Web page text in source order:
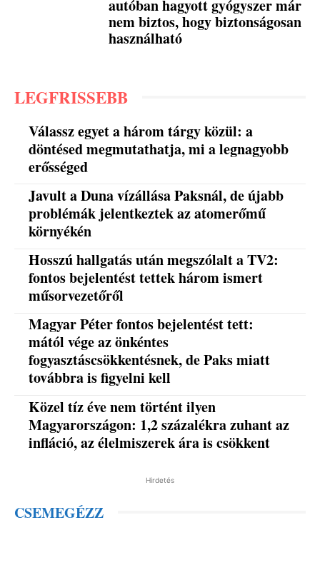
autóban hagyott gyógyszer már
nem biztos, hogy biztonságosan
használható
LEGFRISSEBB
Válassz egyet a három tárgy közül: a
döntésed megmutathatja, mi a legnagyobb
erősséged
Javult a Duna vízállása Paksnál, de újabb
problémák jelentkeztek az atomerőmű
környékén
Hosszú hallgatás után megszólalt a TV2:
fontos bejelentést tettek három ismert
műsorvezetőről
Magyar Péter fontos bejelentést tett:
mától vége az önkéntes
fogyasztáscsökkentésnek, de Paks miatt
továbbra is figyelni kell
Közel tíz éve nem történt ilyen
Magyarországon: 1,2 százalékra zuhant az
infláció, az élelmiszerek ára is csökkent
Hirdetés
CSEMEGÉZZ